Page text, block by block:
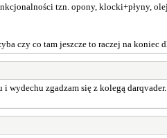
tzn. opony, klocki+płyny,
czy co tam jeszcze to raczej na koniec
wydechu zgadzam się z kolegą